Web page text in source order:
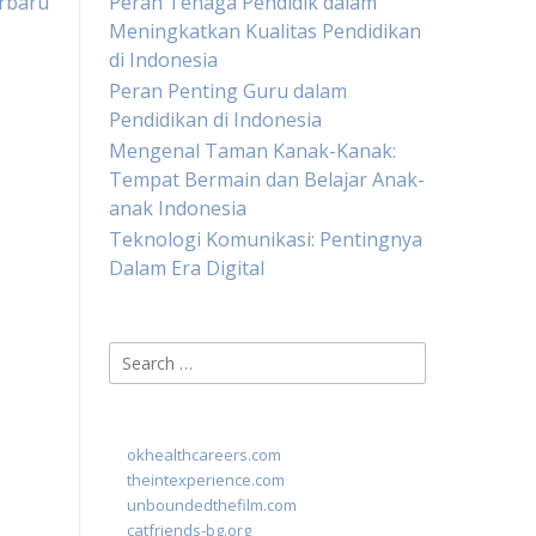
Meningkatkan Kualitas Pendidikan
di Indonesia
Peran Penting Guru dalam
Pendidikan di Indonesia
Mengenal Taman Kanak-Kanak:
Tempat Bermain dan Belajar Anak-
anak Indonesia
Teknologi Komunikasi: Pentingnya
Dalam Era Digital
Search
for:
okhealthcareers.com
theintexperience.com
unboundedthefilm.com
catfriends-bg.org